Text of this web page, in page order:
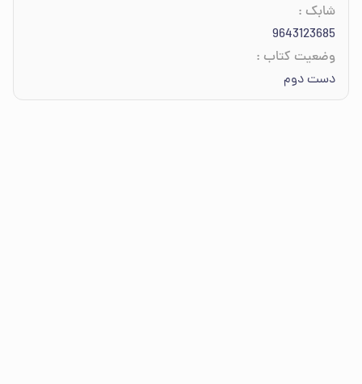
شابک :
9643123685
وضعیت کتاب :
دست دوم